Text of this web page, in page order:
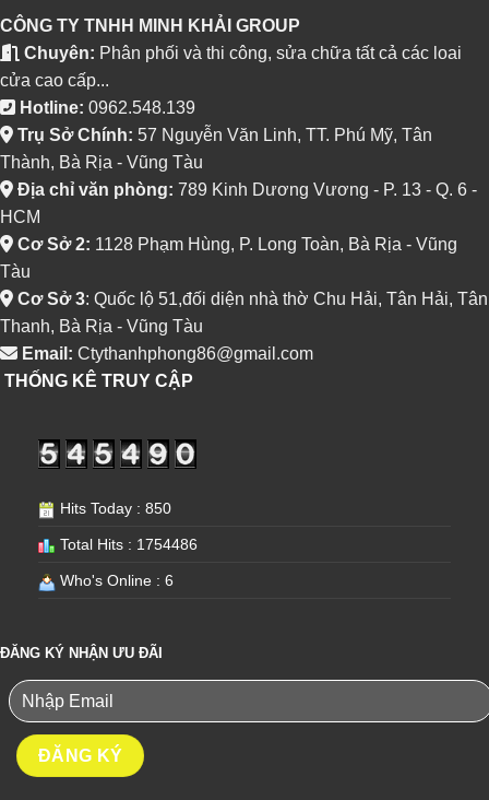
CÔNG TY TNHH MINH KHẢI GROUP
Chuyên: Phân phối và thi công, sửa chữa tất cả các loai
cửa cao cấp...
Hotline: 0962.548.139
Trụ Sở Chính: 57 Nguyễn Văn Linh, TT. Phú Mỹ, Tân
Thành, Bà Rịa - Vũng Tàu
Địa chỉ văn phòng: 789 Kinh Dương Vương - P. 13 - Q. 6 -
HCM
Cơ Sở 2: 1128 Phạm Hùng, P. Long Toàn, Bà Rịa - Vũng
Tàu
Cơ Sở 3: Quốc lộ 51,đối diện nhà thờ Chu Hải, Tân Hải, Tân
Thanh, Bà Rịa - Vũng Tàu
Email: Ctythanhphong86@gmail.com
THỐNG KÊ TRUY CẬP
Hits Today : 850
Total Hits : 1754486
Who's Online : 6
ĐĂNG KÝ NHẬN ƯU ĐÃI